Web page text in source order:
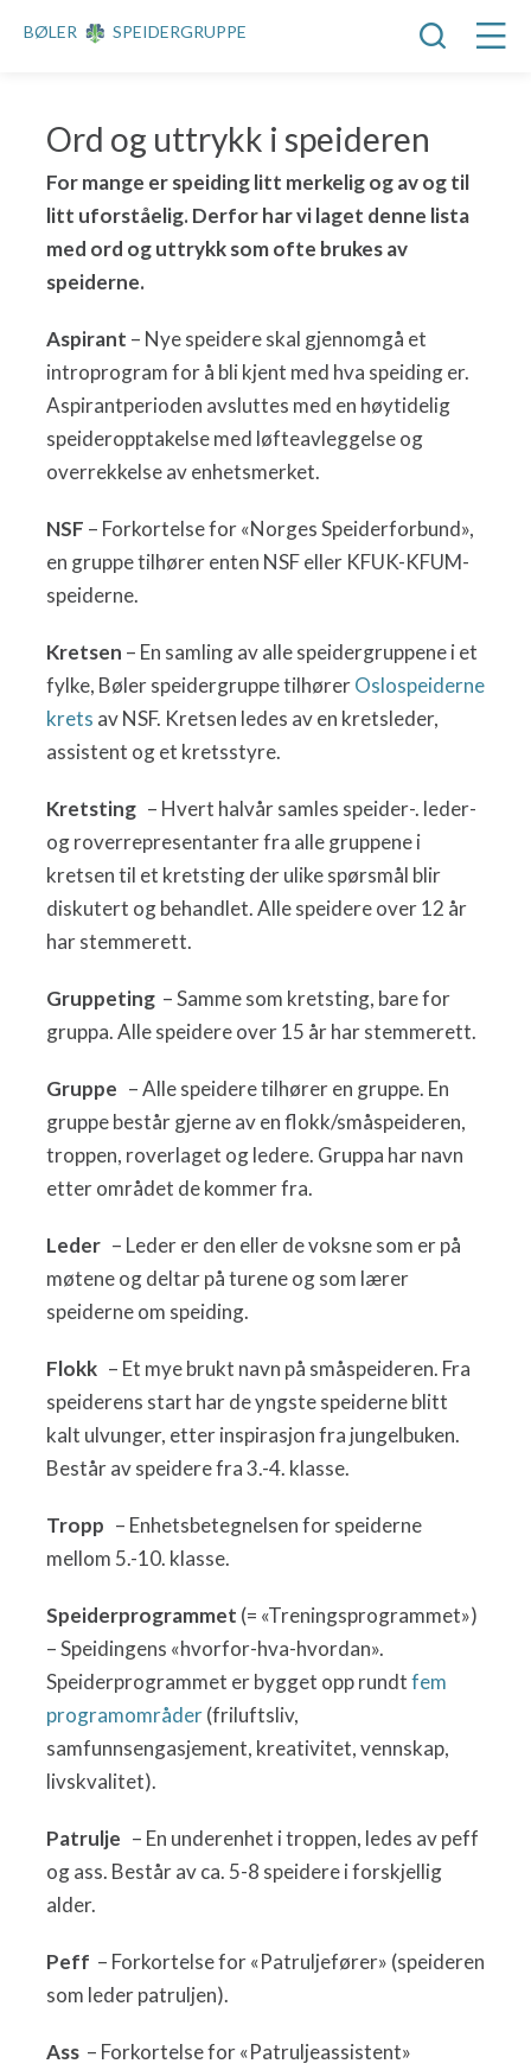
BØLER SPEIDERGRUPPE
Ord og uttrykk i speideren
For mange er speiding litt merkelig og av og til
litt uforståelig. Derfor har vi laget denne lista
med ord og uttrykk som ofte brukes av
speiderne.
Aspirant – Nye speidere skal gjennomgå et
introprogram for å bli kjent med hva speiding er.
Aspirantperioden avsluttes med en høytidelig
speideropptakelse med løfteavleggelse og
overrekkelse av enhetsmerket.
NSF – Forkortelse for «Norges Speiderforbund»,
en gruppe tilhører enten NSF eller KFUK-KFUM-
speiderne.
Kretsen – En samling av alle speidergruppene i et
fylke, Bøler speidergruppe tilhørerOslospeiderne
krets av NSF. Kretsen ledes av en kretsleder,
assistent og et kretsstyre.
Kretsting– Hvert halvår samles speider-. leder-
og roverrepresentanter fra alle gruppene i
kretsen til et kretsting der ulike spørsmål blir
diskutert og behandlet. Alle speidere over 12 år
har stemmerett.
Gruppeting – Samme som kretsting, bare for
gruppa. Alle speidere over 15 år har stemmerett.
Gruppe – Alle speidere tilhører en gruppe. En
gruppe består gjerne av en flokk/småspeideren,
troppen, roverlaget og ledere. Gruppa har navn
etter området de kommer fra.
Leder– Leder er den eller de voksne som er på
møtene og deltar på turene og som lærer
speiderne om speiding.
Flokk– Et mye brukt navn på småspeideren. Fra
speiderens start har de yngste speiderne blitt
kalt ulvunger, etter inspirasjon fra jungelbuken.
Består av speidere fra 3.-4. klasse.
Tropp – Enhetsbetegnelsen for speiderne
mellom 5.-10. klasse.
Speiderprogrammet (= «Treningsprogrammet»)
– Speidingens «hvorfor-hva-hvordan».
Speiderprogrammet er bygget opp rundtfem
programområder(friluftsliv,
samfunnsengasjement, kreativitet, vennskap,
livskvalitet).
Patrulje – En underenhet i troppen, ledes av peff
og ass. Består av ca. 5-8 speidere i forskjellig
alder.
Peff – Forkortelse for «Patruljefører» (speideren
som leder patruljen).
Ass– Forkortelse for «Patruljeassistent»